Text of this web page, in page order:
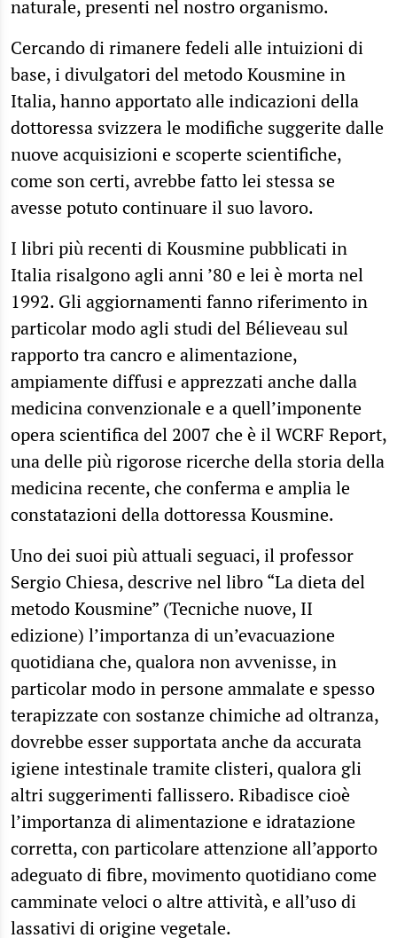
naturale, presenti nel nostro organismo.
Cercando di rimanere fedeli alle intuizioni di
base, i divulgatori del metodo Kousmine in
Italia, hanno apportato alle indicazioni della
dottoressa svizzera le modifiche suggerite dalle
nuove acquisizioni e scoperte scientifiche,
come son certi, avrebbe fatto lei stessa se
avesse potuto continuare il suo lavoro.
I libri più recenti di Kousmine pubblicati in
Italia risalgono agli anni ’80 e lei è morta nel
1992. Gli aggiornamenti fanno riferimento in
particolar modo agli studi del Bélieveau sul
rapporto tra cancro e alimentazione,
ampiamente diffusi e apprezzati anche dalla
medicina convenzionale e a quell’imponente
opera scientifica del 2007 che è il WCRF Report,
una delle più rigorose ricerche della storia della
medicina recente, che conferma e amplia le
constatazioni della dottoressa Kousmine.
Uno dei suoi più attuali seguaci, il professor
Sergio Chiesa, descrive nel libro “La dieta del
metodo Kousmine” (Tecniche nuove, II
edizione) l’importanza di un’evacuazione
quotidiana che, qualora non avvenisse, in
particolar modo in persone ammalate e spesso
terapizzate con sostanze chimiche ad oltranza,
dovrebbe esser supportata anche da accurata
igiene intestinale tramite clisteri, qualora gli
altri suggerimenti fallissero. Ribadisce cioè
l’importanza di alimentazione e idratazione
corretta, con particolare attenzione all’apporto
adeguato di fibre, movimento quotidiano come
camminate veloci o altre attività, e all’uso di
lassativi di origine vegetale.